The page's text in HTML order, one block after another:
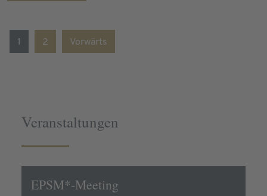
1 2 Vorwärts
Veranstaltungen
EPSM*-Meeting